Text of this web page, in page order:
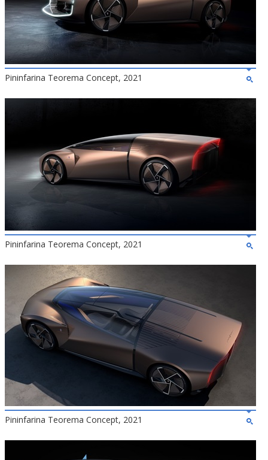
Pininfarina Teorema Concept, 2021
Pininfarina Teorema Concept, 2021
Pininfarina Teorema Concept, 2021